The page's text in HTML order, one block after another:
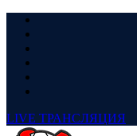
LIVE ТРАНСЛЯЦИЯ